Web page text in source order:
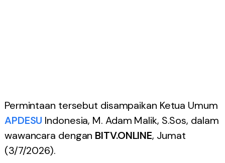
Permintaan tersebut disampaikan Ketua Umum
APDESU Indonesia, M. Adam Malik, S.Sos, dalam
wawancara dengan BITV.ONLINE, Jumat
(3/7/2026).